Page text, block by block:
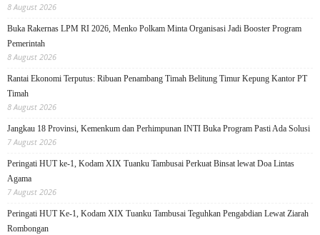
8 August 2026
Buka Rakernas LPM RI 2026, Menko Polkam Minta Organisasi Jadi Booster Program
Pemerintah
8 August 2026
Rantai Ekonomi Terputus: Ribuan Penambang Timah Belitung Timur Kepung Kantor PT
Timah
8 August 2026
Jangkau 18 Provinsi, Kemenkum dan Perhimpunan INTI Buka Program Pasti Ada Solusi
7 August 2026
Peringati HUT ke-1, Kodam XIX Tuanku Tambusai Perkuat Binsat lewat Doa Lintas
Agama
7 August 2026
Peringati HUT Ke-1, Kodam XIX Tuanku Tambusai Teguhkan Pengabdian Lewat Ziarah
Rombongan